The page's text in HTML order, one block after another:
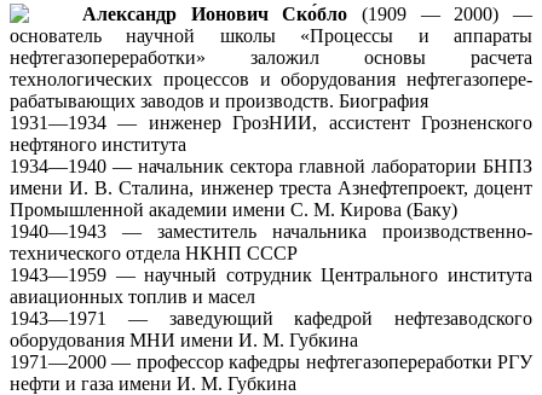
Александр Ионович Ско́бло (1909 — 2000) —
основатель научной школы «Процессы и аппараты
нефтегазопереработки» заложил основы расчета
технологических процессов и оборудования нефтегазопере-
рабатывающих заводов и производств. Биография
1931—1934 — инженер ГрозНИИ, ассистент Грозненского
нефтяного института
1934—1940 — начальник сектора главной лаборатории БНПЗ
имени И. В. Сталина, инженер треста Азнефтепроект, доцент
Промышленной академии имени С. М. Кирова (Баку)
1940—1943 — заместитель начальника производственно-
технического отдела НКНП СССР
1943—1959 — научный сотрудник Центрального института
авиационных топлив и масел
1943—1971 — заведующий кафедрой нефтезаводского
оборудования МНИ имени И. М. Губкина
1971—2000 — профессор кафедры нефтегазопереработки РГУ
нефти и газа имени И. М. Губкина